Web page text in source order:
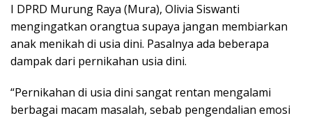
I DPRD Murung Raya (Mura), Olivia Siswanti
mengingatkan orangtua supaya jangan membiarkan
anak menikah di usia dini. Pasalnya ada beberapa
dampak dari pernikahan usia dini.
“Pernikahan di usia dini sangat rentan mengalami
berbagai macam masalah, sebab pengendalian emosi